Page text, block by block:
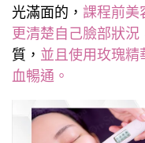
光滿面的， 課程前美
更清楚自己臉部狀況
質， 並且使用玫瑰精
血暢通。